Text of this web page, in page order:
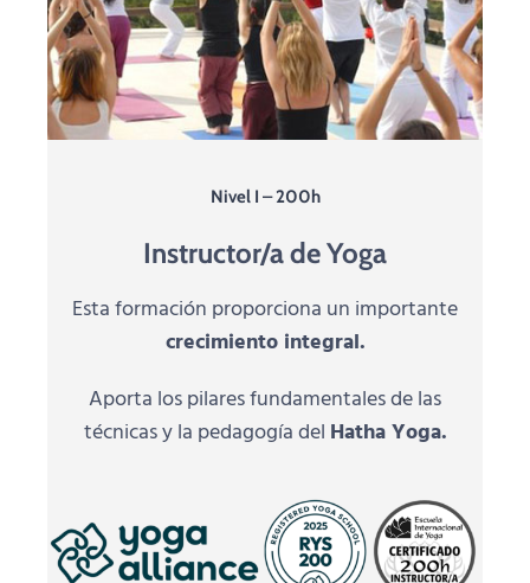
Nivel I – 200h
Instructor/a de Yoga
Esta formación proporciona un importante
crecimiento integral.
Aporta los pilares fundamentales de las
técnicas y la pedagogía del Hatha Yoga.